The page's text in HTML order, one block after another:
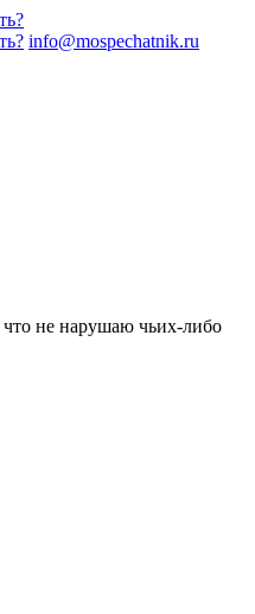
info@mospechatnik.ru
не нарушаю чьих-либо